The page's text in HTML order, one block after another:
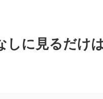
に見るだけ